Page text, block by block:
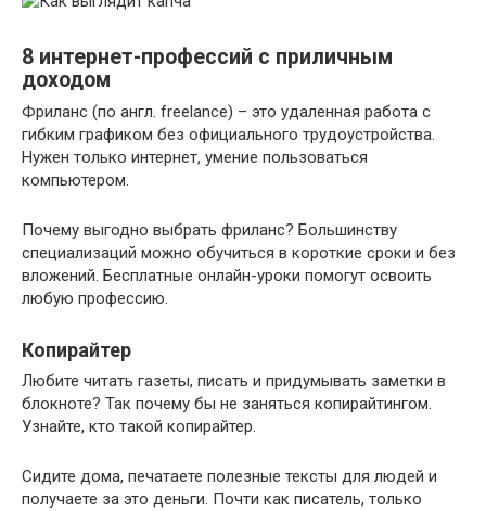
8 интернет-профессий с приличным
доходом
Фриланс (по англ. freelance) – это удаленная работа с
гибким графиком без официального трудоустройства.
Нужен только интернет, умение пользоваться
компьютером.
Почему выгодно выбрать фриланс? Большинству
специализаций можно обучиться в короткие сроки и без
вложений. Бесплатные онлайн-уроки помогут освоить
любую профессию.
Копирайтер
Любите читать газеты, писать и придумывать заметки в
блокноте? Так почему бы не заняться копирайтингом.
Узнайте, кто такой копирайтер.
Сидите дома, печатаете полезные тексты для людей и
получаете за это деньги. Почти как писатель, только